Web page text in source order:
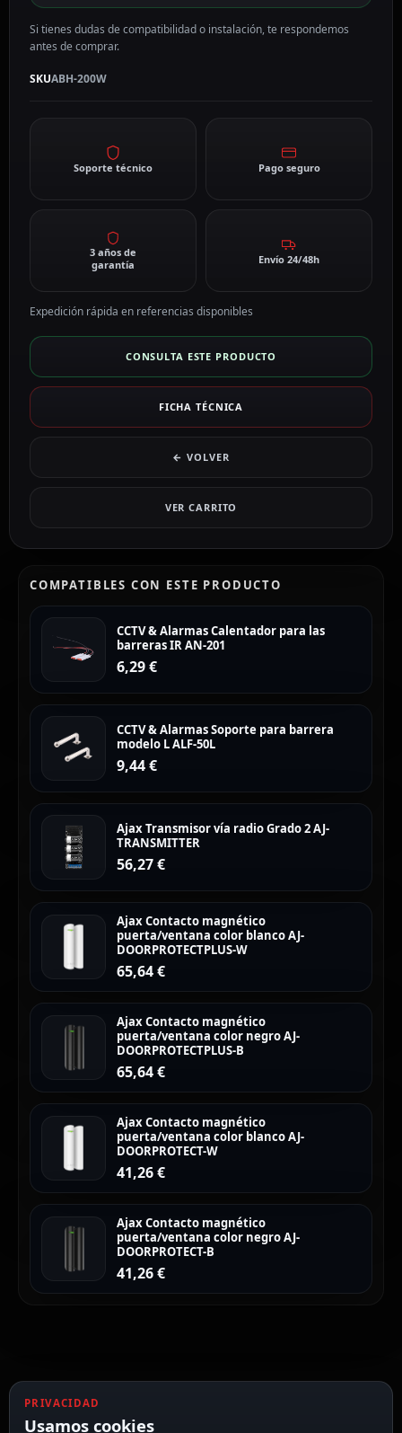
Si tienes dudas de compatibilidad o instalación, te respondemos
antes de comprar.
SKUABH-200W
Soporte técnico Pago seguro
3 años de
garantía
Envío 24/48h
Expedición rápida en referencias disponibles
CONSULTA ESTE PRODUCTO
FICHA TÉCNICA
← VOLVER
VER CARRITO
COMPATIBLES CON ESTE PRODUCTO
CCTV & Alarmas Calentador para las
barreras IR AN-201
6,29€
CCTV & Alarmas Soporte para barrera
modelo L ALF-50L
9,44€
Ajax Transmisor vía radio Grado 2 AJ-
TRANSMITTER
56,27€
Ajax Contacto magnético
puerta/ventana color blanco AJ-
DOORPROTECTPLUS-W
65,64€
Ajax Contacto magnético
puerta/ventana color negro AJ-
DOORPROTECTPLUS-B
65,64€
Ajax Contacto magnético
puerta/ventana color blanco AJ-
DOORPROTECT-W
41,26€
Ajax Contacto magnético
puerta/ventana color negro AJ-
DOORPROTECT-B
41,26€
PRIVACIDAD
Usamos cookies